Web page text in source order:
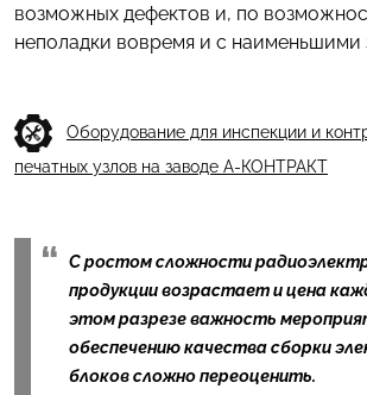
возможных дефектов и, по
неполадки вовремя и с наименьшими
Оборудование для инспекции и
печатных узлов на заводе А-КОНТРАКТ
С ростом сложности
продукции возрастает и цена
этом разрезе важность
обеспечению качества сборки
блоков сложно переоценить.